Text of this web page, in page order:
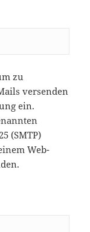
zu
versenden
ein.
(SMTP)
Web-